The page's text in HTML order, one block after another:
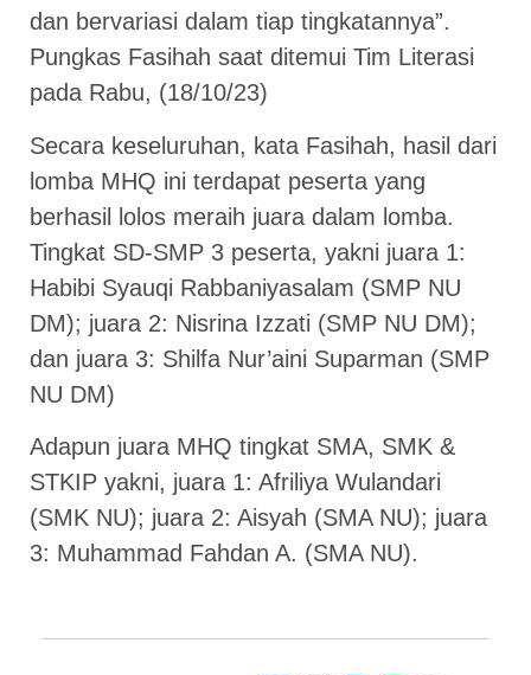
dan bervariasi dalam tiap tingkatannya”.
Pungkas Fasihah saat ditemui Tim Literasi
pada Rabu, (18/10/23)
Secara keseluruhan, kata Fasihah, hasil dari
lomba MHQ ini terdapat peserta yang
berhasil lolos meraih juara dalam lomba.
Tingkat SD-SMP 3 peserta, yakni juara 1:
Habibi Syauqi Rabbaniyasalam (SMP NU
DM); juara 2: Nisrina Izzati (SMP NU DM);
dan juara 3: Shilfa Nur’aini Suparman (SMP
NU DM)
Adapun juara MHQ tingkat SMA, SMK &
STKIP yakni, juara 1: Afriliya Wulandari
(SMK NU); juara 2: Aisyah (SMA NU); juara
3: Muhammad Fahdan A. (SMA NU).